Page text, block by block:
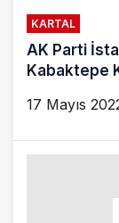
KARTAL
AK Parti
Kabaktepe
17 Mayıs